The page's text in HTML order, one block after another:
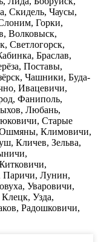
Скидель, Чаусы,
Горки,
Волковыск,
Светлогорск,
Браслав,
Поставы,
Чашники, Буда-
Ивацевичи,
Фаниполь,
Любань,
Старые
Ошмяны, Климовичи,
Кличев, Зельва,
Паричи, Лунин,
Уваровичи,
Узда,
Радошковичи,